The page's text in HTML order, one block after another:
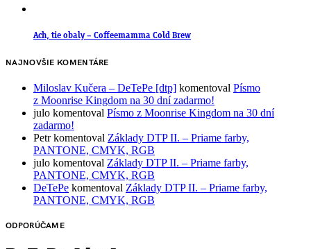
Ach, tie obaly – Coffeemamma Cold Brew
NAJNOVŠIE KOMENTÁRE
Miloslav Kučera – DeTePe [dtp] komentoval Písmo
z Moonrise Kingdom na 30 dní zadarmo!
julo komentoval Písmo z Moonrise Kingdom na 30 dní
zadarmo!
Petrkomentoval Základy DTP II. – Priame farby,
PANTONE, CMYK, RGB
julo komentoval Základy DTP II. – Priame farby,
PANTONE, CMYK, RGB
DeTePe komentoval Základy DTP II. – Priame farby,
PANTONE, CMYK, RGB
ODPORÚČAME